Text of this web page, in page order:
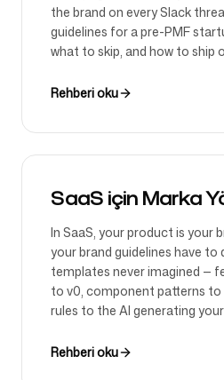
the brand on every Slack
guidelines for a pre-PMF
what to skip, and how to ship
Rehberi oku
SaaS için Marka
In SaaS, your product is your
your brand guidelines have to
templates never imagined —
to v0, component patterns to
rules to the AI generating
Rehberi oku